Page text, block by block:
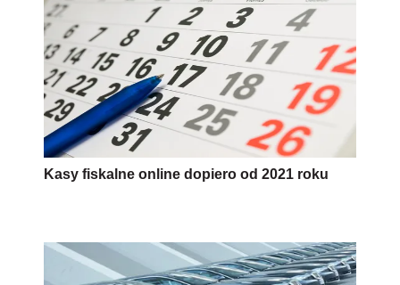
Kasy fiskalne online dopiero od 2021 roku